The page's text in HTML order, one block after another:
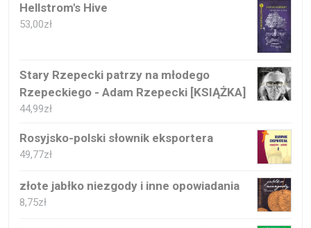
Hellstrom's Hive
53,00zł
Stary Rzepecki patrzy na młodego
Rzepeckiego - Adam Rzepecki [KSIĄŻKA]
44,99zł
Rosyjsko-polski słownik eksportera
49,77zł
złote jabłko niezgody i inne opowiadania
8,75zł